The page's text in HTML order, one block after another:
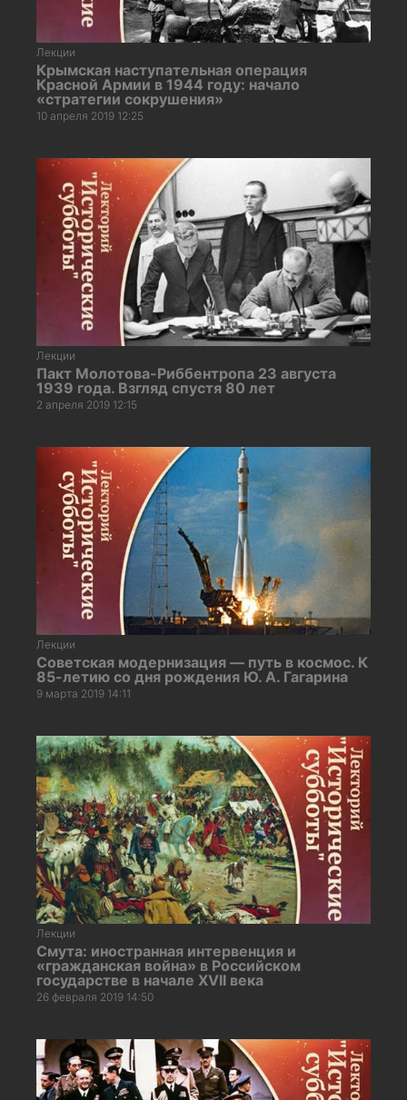
Лекции
Крымская наступательная операция
Красной Армии в 1944 году: начало
«стратегии сокрушения»
10 апреля 2019 12:25
Лекции
Пакт Молотова-Риббентропа 23 августа
1939 года. Взгляд спустя 80 лет
2 апреля 2019 12:15
Лекции
Советская модернизация — путь в космос. К
85-летию со дня рождения Ю. А. Гагарина
9 марта 2019 14:11
Лекции
Смута: иностранная интервенция и
«гражданская война» в Российском
государстве в начале XVII века
26 февраля 2019 14:50